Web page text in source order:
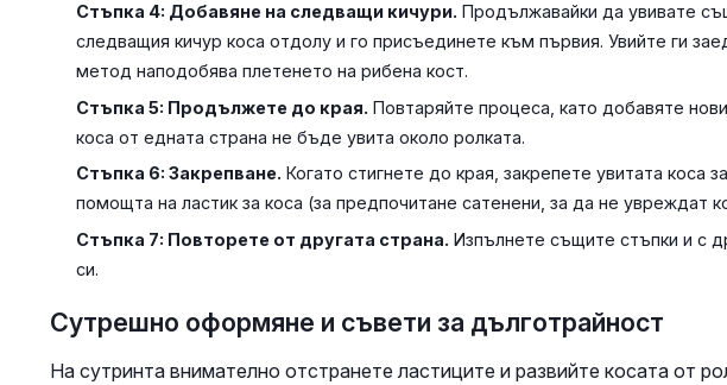
Стъпка 4: Добавяне на следващи кичури. Продължавайки да увивате
следващия кичур коса отдолу и го присъединете към първия. Увийте ги
метод наподобява плетенето на рибена кост.
Стъпка 5: Продължете до края. Повтаряйте процеса, като добавяте
коса от едната страна не бъде увита около ролката.
Стъпка 6: Закрепване. Когато стигнете до края, закрепете увитата коса
помощта на ластик за коса (за предпочитане сатенени, за да не увреждат
Стъпка 7: Повторете от другата страна. Изпълнете същите стъпки и с
си.
Сутрешно оформяне и съвети за дълготрайност
На сутринта внимателно отстранете ластиците и развийте косата от